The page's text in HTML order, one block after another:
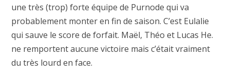
une très (trop) forte équipe de Purnode qui va
probablement monter en fin de saison. C’est Eulalie
qui sauve le score de forfait. Maël, Théo et Lucas He.
ne remportent aucune victoire mais c’était vraiment
du très lourd en face.